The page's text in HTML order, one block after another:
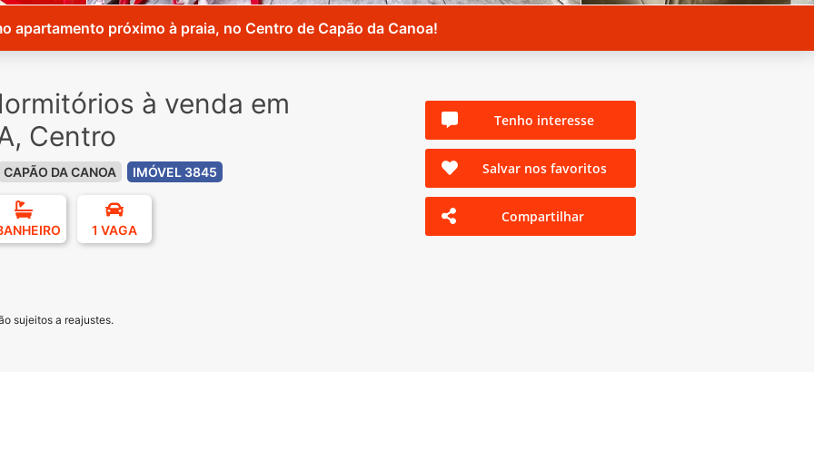
apartamento próximo à praia, no Centro de Capão da Canoa!
à venda em
Centro
CAPÃO DA CANOA IMÓVEL 3845
1 VAGA
sujeitos a reajustes.
Tenho interesse
Salvar nos favoritos
Compartilhar